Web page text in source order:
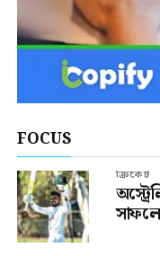
FOCUS
ক্রিকেট